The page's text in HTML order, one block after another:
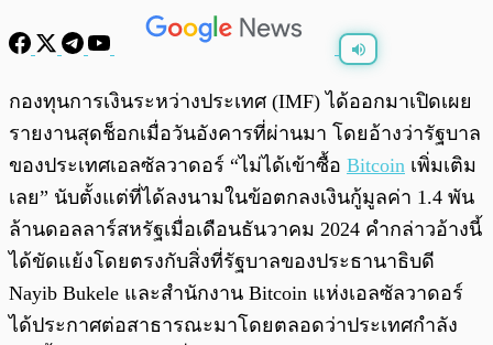
พร้อมเล่น 0:00
กองทุนการเงินระหว่างประเทศ (IMF) ได้ออกมาเปิดเผย
รายงานสุดช็อกเมื่อวันอังคารที่ผ่านมา โดยอ้างว่ารัฐบาล
ของประเทศเอลซัลวาดอร์ “ไม่ได้เข้าซื้อ Bitcoin เพิ่มเติม
เลย” นับตั้งแต่ที่ได้ลงนามในข้อตกลงเงินกู้มูลค่า 1.4 พัน
ล้านดอลลาร์สหรัฐเมื่อเดือนธันวาคม 2024 คำกล่าวอ้างนี้
ได้ขัดแย้งโดยตรงกับสิ่งที่รัฐบาลของประธานาธิบดี
Nayib Bukele และสำนักงาน Bitcoin แห่งเอลซัลวาดอร์
ได้ประกาศต่อสาธารณะมาโดยตลอดว่าประเทศกำลัง